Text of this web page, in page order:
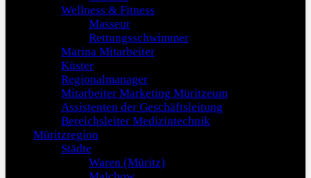
Wellness & Fitness
Masseur
Rettungsschwimmer
Marina Mitarbeiter
Küster
Regionalmanager
Mitarbeiter Marketing Müritzeum
Assistenten der Geschäftsleitung
Bereichsleiter Medizintechnik
Müritzregion
Städte
Waren (Müritz)